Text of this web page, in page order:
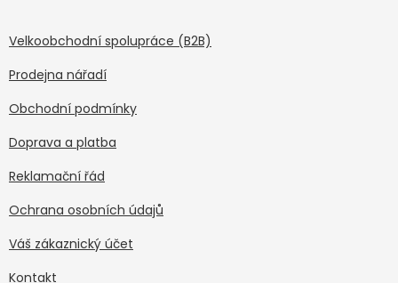
Velkoobchodní spolupráce (B2B)
Prodejna nářadí
Obchodní podmínky
Doprava a platba
Reklamační řád
Ochrana osobních údajů
Váš zákaznický účet
Kontakt